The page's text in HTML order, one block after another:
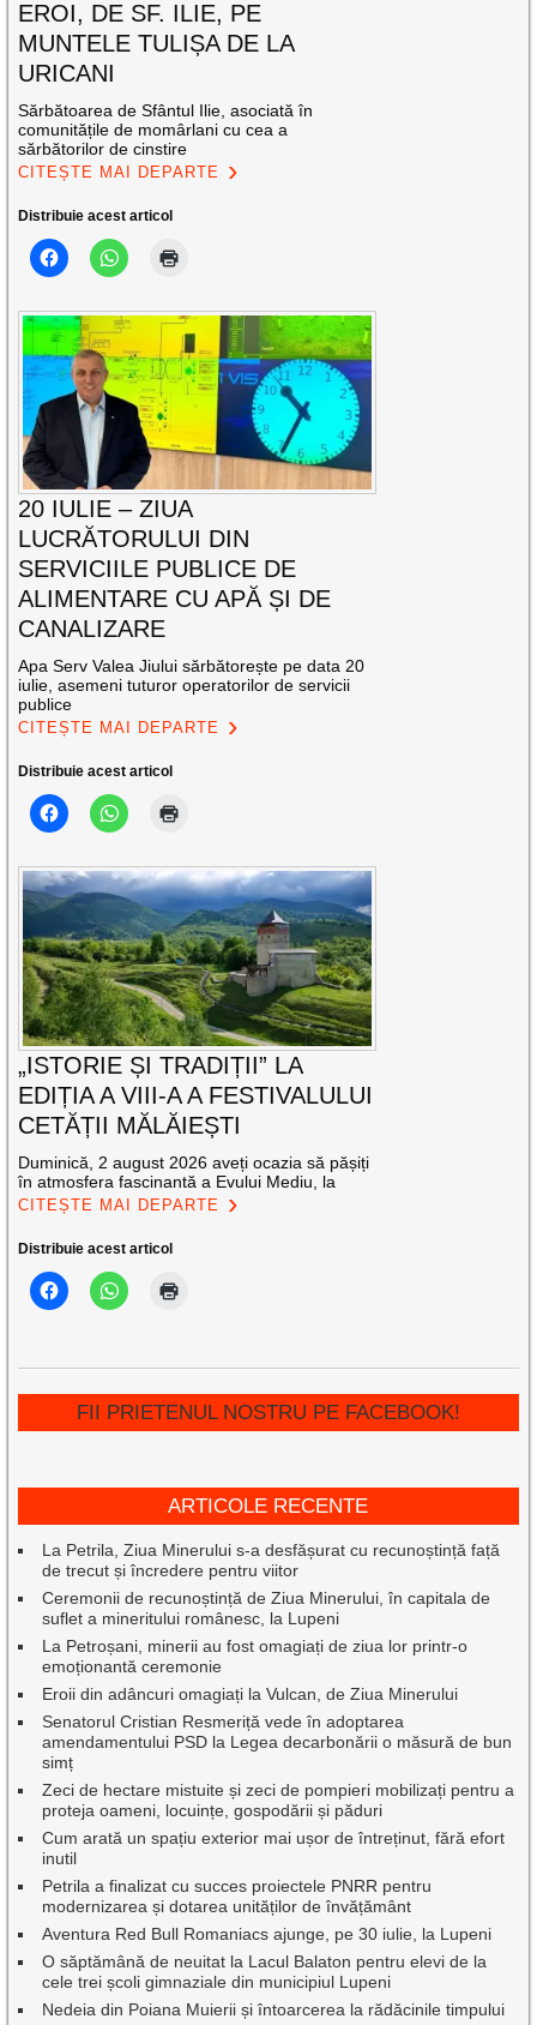
EROI, DE SF. ILIE, PE
MUNTELE TULIȘA DE LA
URICANI
Sărbătoarea de Sfântul Ilie, asociată în
comunitățile de momârlani cu cea a
sărbătorilor de cinstire
CITEȘTE MAI DEPARTE
Distribuie acest articol
20 IULIE – ZIUA
LUCRĂTORULUI DIN
SERVICIILE PUBLICE DE
ALIMENTARE CU APĂ ȘI DE
CANALIZARE
Apa Serv Valea Jiului sărbătorește pe data 20
iulie, asemeni tuturor operatorilor de servicii
publice
CITEȘTE MAI DEPARTE
Distribuie acest articol
„ISTORIE ȘI TRADIȚII” LA
EDIȚIA A VIII-A A FESTIVALULUI
CETĂȚII MĂLĂIEȘTI
Duminică, 2 august 2026 aveți ocazia să pășiți
în atmosfera fascinantă a Evului Mediu, la
CITEȘTE MAI DEPARTE
Distribuie acest articol
FII PRIETENUL NOSTRU PE FACEBOOK!
ARTICOLE RECENTE
La Petrila, Ziua Minerului s-a desfășurat cu recunoștință față
de trecut și încredere pentru viitor
Ceremonii de recunoștință de Ziua Minerului, în capitala de
suflet a mineritului românesc, la Lupeni
La Petroșani, minerii au fost omagiați de ziua lor printr-o
emoționantă ceremonie
Eroii din adâncuri omagiați la Vulcan, de Ziua Minerului
Senatorul Cristian Resmeriță vede în adoptarea
amendamentului PSD la Legea decarbonării o măsură de bun
simț
Zeci de hectare mistuite și zeci de pompieri mobilizați pentru a
proteja oameni, locuințe, gospodării și păduri
Cum arată un spațiu exterior mai ușor de întreținut, fără efort
inutil
Petrila a finalizat cu succes proiectele PNRR pentru
modernizarea și dotarea unităților de învățământ
Aventura Red Bull Romaniacs ajunge, pe 30 iulie, la Lupeni
O săptămână de neuitat la Lacul Balaton pentru elevi de la
cele trei școli gimnaziale din municipiul Lupeni
Nedeia din Poiana Muierii și întoarcerea la rădăcinile timpului